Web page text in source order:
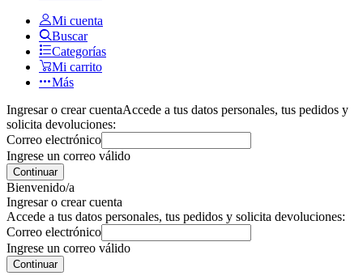
Mi cuenta
Buscar
Categorías
Mi carrito
Más
Ingresar o crear cuentaAccede a tus datos personales, tus pedidos y
solicita devoluciones:
Correo electrónico
Ingrese un correo válido
Continuar
Bienvenido/a
Ingresar o crear cuenta
Accede a tus datos personales, tus pedidos y solicita devoluciones:
Correo electrónico
Ingrese un correo válido
Continuar